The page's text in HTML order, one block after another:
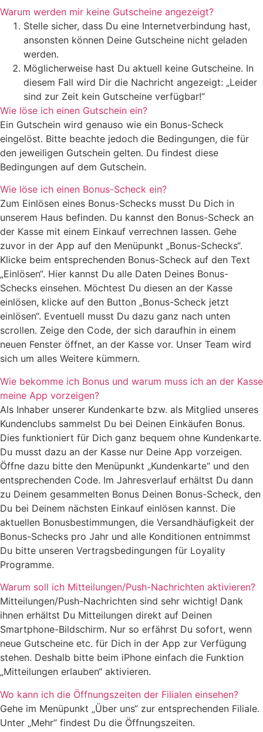
Warum werden mir keine Gutscheine angezeigt?
Stelle sicher, dass Du eine Internetverbindung hast,
ansonsten können Deine Gutscheine nicht geladen
werden.
Möglicherweise hast Du aktuell keine Gutscheine. In
diesem Fall wird Dir die Nachricht angezeigt: „Leider
sind zur Zeit kein Gutscheine verfügbar!“
Wie löse ich einen Gutschein ein?
Ein Gutschein wird genauso wie ein Bonus-Scheck
eingelöst. Bitte beachte jedoch die Bedingungen, die für
den jeweiligen Gutschein gelten. Du findest diese
Bedingungen auf dem Gutschein.
Wie löse ich einen Bonus-Scheck ein?
Zum Einlösen eines Bonus-Schecks musst Du Dich in
unserem Haus befinden. Du kannst den Bonus-Scheck an
der Kasse mit einem Einkauf verrechnen lassen. Gehe
zuvor in der App auf den Menüpunkt „Bonus-Schecks“.
Klicke beim entsprechenden Bonus-Scheck auf den Text
„Einlösen“. Hier kannst Du alle Daten Deines Bonus-
Schecks einsehen. Möchtest Du diesen an der Kasse
einlösen, klicke auf den Button „Bonus-Scheck jetzt
einlösen“. Eventuell musst Du dazu ganz nach unten
scrollen. Zeige den Code, der sich daraufhin in einem
neuen Fenster öffnet, an der Kasse vor. Unser Team wird
sich um alles Weitere kümmern.
Wie bekomme ich Bonus und warum muss ich an der Kasse
meine App vorzeigen?
Als Inhaber unserer Kundenkarte bzw. als Mitglied unseres
Kundenclubs sammelst Du bei Deinen Einkäufen Bonus.
Dies funktioniert für Dich ganz bequem ohne Kundenkarte.
Du musst dazu an der Kasse nur Deine App vorzeigen.
Öffne dazu bitte den Menüpunkt „Kundenkarte“ und den
entsprechenden Code. Im Jahresverlauf erhältst Du dann
zu Deinem gesammelten Bonus Deinen Bonus-Scheck, den
Du bei Deinem nächsten Einkauf einlösen kannst. Die
aktuellen Bonusbestimmungen, die Versandhäufigkeit der
Bonus-Schecks pro Jahr und alle Konditionen entnimmst
Du bitte unseren Vertragsbedingungen für Loyality
Programme.
Warum soll ich Mitteilungen/Push-Nachrichten aktivieren?
Mitteilungen/Push-Nachrichten sind sehr wichtig! Dank
ihnen erhältst Du Mitteilungen direkt auf Deinen
Smartphone-Bildschirm. Nur so erfährst Du sofort, wenn
neue Gutscheine etc. für Dich in der App zur Verfügung
stehen. Deshalb bitte beim iPhone einfach die Funktion
„Mitteilungen erlauben“ aktivieren.
Wo kann ich die Öffnungszeiten der Filialen einsehen?
Gehe im Menüpunkt „Über uns“ zur entsprechenden Filiale.
Unter „Mehr“ findest Du die Öffnungszeiten.